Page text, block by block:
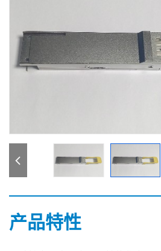
产品特性